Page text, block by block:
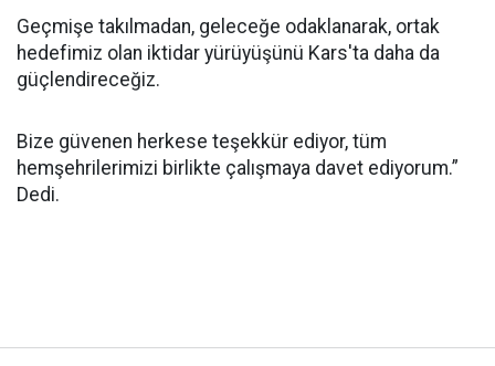
Geçmişe takılmadan, geleceğe odaklanarak, ortak
hedefimiz olan iktidar yürüyüşünü Kars'ta daha da
güçlendireceğiz.
Bize güvenen herkese teşekkür ediyor, tüm
hemşehrilerimizi birlikte çalışmaya davet ediyorum.”
Dedi.